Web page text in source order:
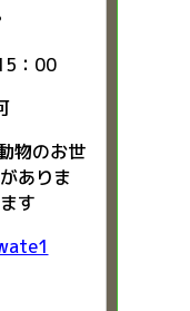
：00
物のお世
ありま
す